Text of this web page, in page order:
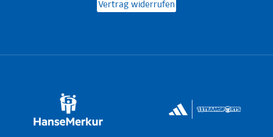
Vertrag widerrufen